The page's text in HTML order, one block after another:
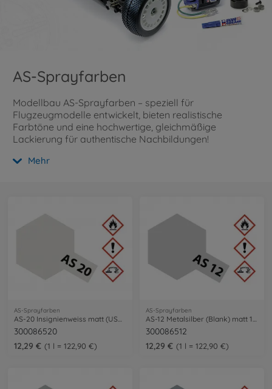
AS-Sprayfarben
Modellbau AS-Sprayfarben – speziell für
Flugzeugmodelle entwickelt, bieten realistische
Farbtöne und eine hochwertige, gleichmäßige
Lackierung für authentische Nachbildungen!
Mehr
AS-Sprayfarben
AS-20 Insignienweiss matt (USN) 100ml
300086520
12,29 €
1 l = 122,90 €
AS-Sprayfarben
AS-12 Metalsilber (Blank) matt 100ml
300086512
12,29 €
1 l = 122,90 €